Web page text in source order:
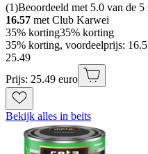
(1)Beoordeeld met 5.0 van de
16.57 met Club Karwei
35% korting35% korting
35% korting, voordeelprijs:
25.49
Prijs: 25.49 euro
Bekijk alles in beits